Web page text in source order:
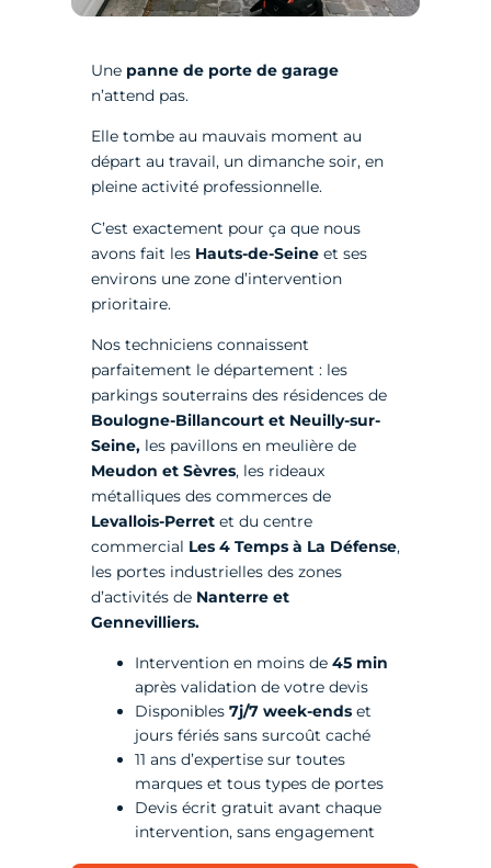
Une panne de porte de garage
n’attend pas.
Elle tombe au mauvais moment au
départ au travail, un dimanche soir, en
pleine activité professionnelle.
C’est exactement pour ça que nous
avons fait les Hauts-de-Seine et ses
environs une zone d’intervention
prioritaire.
Nos techniciens connaissent
parfaitement le département : les
parkings souterrains des résidences de
Boulogne-Billancourt et Neuilly-sur-
Seine,les pavillons en meulière de
Meudon et Sèvres, les rideaux
métalliques des commerces de
Levallois-Perretet du centre
commercial Les 4 Temps à La Défense,
les portes industrielles des zones
d’activités de Nanterre et
Gennevilliers.
Intervention en moins de 45 min
après validation de votre devis
Disponibles7j/7 week-endset
jours fériés sans surcoût caché
11 ans d’expertise sur toutes
marques et tous types de portes
Devis écrit gratuit avant chaque
intervention, sans engagement